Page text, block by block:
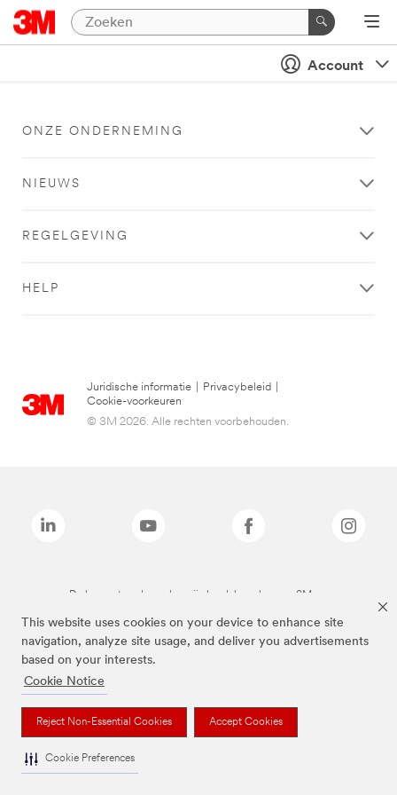
This website uses cookies on your device to enhance site
navigation, analyze site usage, and deliver you advertisements
based on your interests.
Cookie Notice
Reject Non-Essential Cookies Accept Cookies
Cookie Preferences
Account
ONZE ONDERNEMING
NIEUWS
REGELGEVING
HELP
Juridische informatie Privacybeleid
Cookie-voorkeuren
© 3M 2026. Alle rechten voorbehouden.
De bovenstaande merken zijn handelsmerken van 3M.we